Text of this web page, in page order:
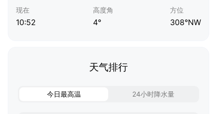
现在
10:52
高度角
4°
方位
308°NW
天气排行
今日最高温 24小时降水量